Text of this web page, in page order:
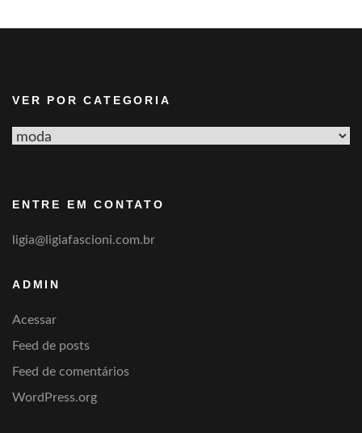
VER POR CATEGORIA
Ver
ENTRE EM CONTATO
ligia@ligiafascioni.com.br
ADMIN
Acessar
Feed de posts
Feed de comentários
WordPress.org